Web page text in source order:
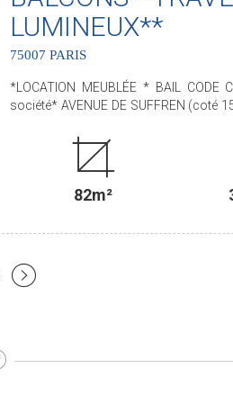
LUMINEUX**
75007 PARIS
*LOCATION MEUBLÉE * BAIL CODE
société* AVENUE DE SUFFREN (coté
Paris Seine Immobilier vous propose cet ÉLÉGANT
ascenseur. TRAVERSANT et
desservant toutes les pièces .Il se
CHAMBRES, d'une GRANDE CUISINE
COLLECTIFS INCLUS DANS LES
*FURNISHED RENTAL* CIVIL CODE
Lease* AVENUE DE SUFFREN, close to CHAMP DE MARS, in a well-maintained, modern
bedrooms, a large eat-in kitchen, a
82m²